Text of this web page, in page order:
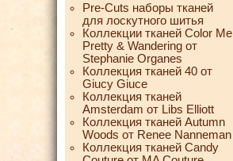
Pre-Cuts наборы тканей
для лоскутного шитья
Коллекции тканей Color Me
Pretty & Wandering от
Stephanie Organes
Коллекция тканей 40 от
Giucy Giuce
Коллекция тканей
Amsterdam от Libs Elliott
Коллекция тканей Autumn
Woods от Renee Nanneman
Коллекция тканей Candy